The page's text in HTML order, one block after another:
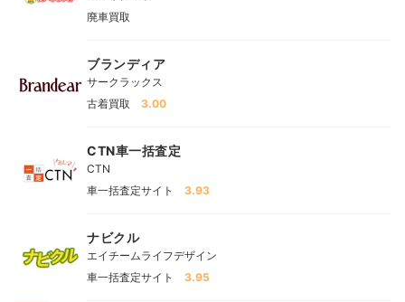
廃車買取
ブランディア
サークラックス
古着買取
3.00
CTN車一括査定
CTN
車一括査定サイト
3.93
ナビクル
エイチームライフデザイン
車一括査定サイト
3.95